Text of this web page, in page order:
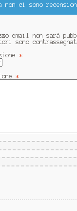
non ci sono
email non sarà
sono
*
*